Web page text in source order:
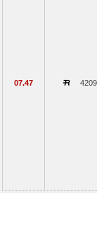
07.47 4209